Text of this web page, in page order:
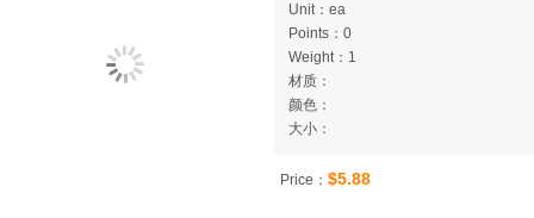
Unit：ea
Points：0
Weight：1
材质：
颜色：
大小：
Price： $5.88